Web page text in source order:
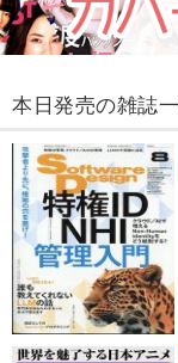
本日発売の雑誌